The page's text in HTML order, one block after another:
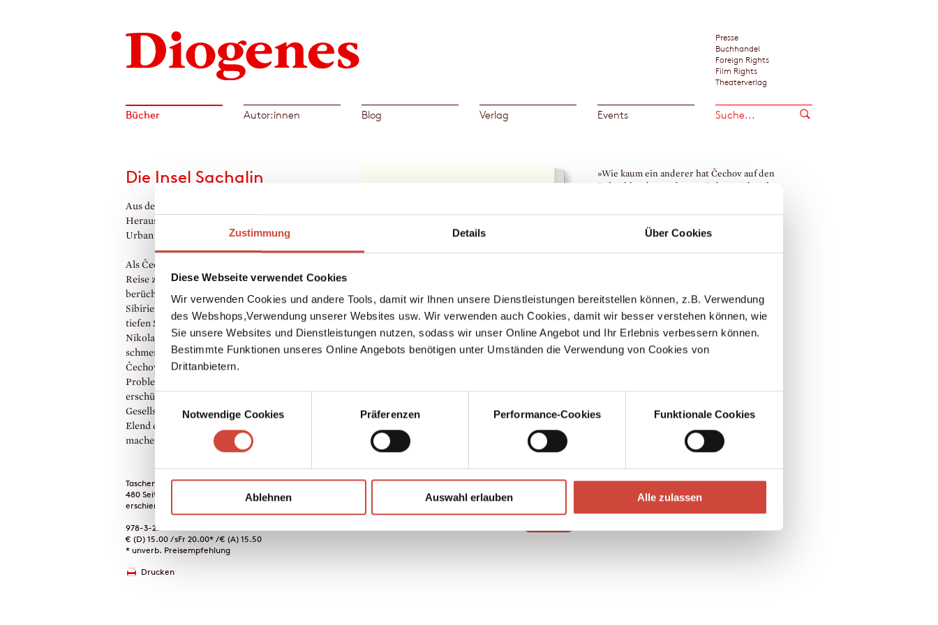
Zustimmung Details Über Cookies
Diese Webseite verwendet Cookies
Wir verwenden Cookies und andere Tools, damit wir Ihnen unsere Dienstleistungen bereitstellen können, z.B. Verwendung
des Webshops,Verwendung unserer Websites usw. Wir verwenden auch Cookies, damit wir besser verstehen können, wie
Sie unsere Websites und Dienstleistungen nutzen, sodass wir unser Online Angebot und Ihr Erlebnis verbessern können.
Bestimmte Funktionen unseres Online Angebots benötigen unter Umständen die Verwendung von Cookies von
Drittanbietern.
Einwilligungsauswahl
Notwendige Cookies
Präferenzen Performance-Cookies Funktionale Cookies
Ablehnen Auswahl erlauben Alle zulassen
Presse
Buchhandel
Foreign Rights
Film Rights
Theaterverlag
Bücher Autor:innen Blog Verlag Events
Download Bilddatei
Die Insel Sachalin
Aus dem Russischen von Gerhard Dick.
Herausgegeben und mit Anmerkungen von Peter
Urban
Als Čechov sich 1890 entschloß, die mühsame
Reise zur Sträflingsinsel Sachalin, dem
berüchtigten Verbannungsort vor der Küste
Sibiriens, zu unternehmen, befand er sich in einer
tiefen Sinnkrise. Ein Jahr zuvor war sein Bruder
Nikolaj an Tuberkulose gestorben. Diese
schmerzliche persönliche Erfahrung verstärkte
Čechovs Interesse an den gesellschaftlichen
Problemen Rußlands. Die Insel Sachalin ist eine
erschütternde Anklageschrift, mit der Čechov die
Gesellschaft aufrütteln und sie auf Krankheit und
Elend der Strafgefangenen Sachalins aufmerksam
machen wollte.
Taschenbuch
480 Seiten
erschienen am 01. Januar 1976
978-3-257-20270-0
€ (D) 15.00 / sFr 20.00* / € (A) 15.50
* unverb. Preisempfehlung
Drucken
»Wie kaum ein anderer hat Čechov auf den
Pulsschlag des modernen Lebens gehorcht.«
Anton Čechov